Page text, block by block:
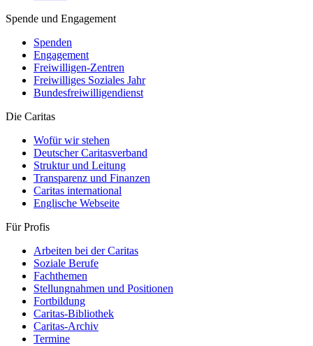
Spende und Engagement
Spenden
Engagement
Freiwilligen-Zentren
Freiwilliges Soziales Jahr
Bundesfreiwilligendienst
Die Caritas
Wofür wir stehen
Deutscher Caritasverband
Struktur und Leitung
Transparenz und Finanzen
Caritas international
Englische Webseite
Für Profis
Arbeiten bei der Caritas
Soziale Berufe
Fachthemen
Stellungnahmen und Positionen
Fortbildung
Caritas-Bibliothek
Caritas-Archiv
Termine